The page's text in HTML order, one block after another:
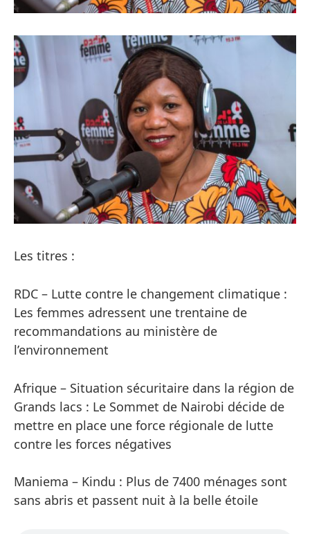
Les titres :
RDC – Lutte contre le changement climatique :
Les femmes adressent une trentaine de
recommandations au ministère de
l’environnement
Afrique – Situation sécuritaire dans la région de
Grands lacs : Le Sommet de Nairobi décide de
mettre en place une force régionale de lutte
contre les forces négatives
Maniema – Kindu : Plus de 7400 ménages sont
sans abris et passent nuit à la belle étoile